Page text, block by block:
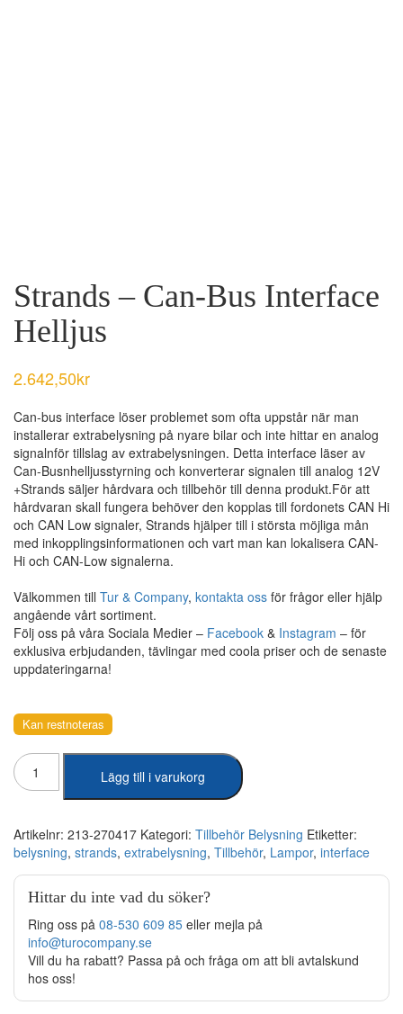
Strands – Can-Bus Interface
Helljus
2.642,50kr
Can-bus interface löser problemet som ofta uppstår när man
installerar extrabelysning på nyare bilar och inte hittar en analog
signalnför tillslag av extrabelysningen. Detta interface läser av
Can-Busnhelljusstyrning och konverterar signalen till analog 12V
+Strands säljer hårdvara och tillbehör till denna produkt.För att
hårdvaran skall fungera behöver den kopplas till fordonets CAN Hi
och CAN Low signaler, Strands hjälper till i största möjliga mån
med inkopplingsinformationen och vart man kan lokalisera CAN-
Hi och CAN-Low signalerna.
Välkommen till Tur & Company, kontakta oss för frågor eller hjälp
angående vårt sortiment.
Följ oss på våra Sociala Medier – Facebook & Instagram – för
exklusiva erbjudanden, tävlingar med coola priser och de senaste
uppdateringarna!
Kan restnoteras
Strands
-
Can-
Interface
Helljus
Lägg till i varukorg
Artikelnr: 213-270417 Kategori: Tillbehör Belysning Etiketter:
belysning, strands, extrabelysning, Tillbehör, Lampor, interface
Hittar du inte vad du söker?
Ring oss på 08-530 609 85 eller mejla på
info@turocompany.se
Vill du ha rabatt? Passa på och fråga om att bli avtalskund
hos oss!